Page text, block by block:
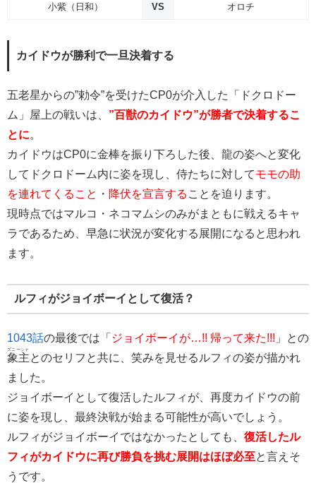
小紫（日和） VS オロチ
カイドウが勝利で一旦決着する
五老星からの”勅令”を受けたCP0が介入した「ドクロドー
ム」屋上の戦いは、 ”百獣のカイドウ”が勝者で決着するこ
とに。
カイドウはCP0に金棒を振り下ろした後、龍の姿へと変化
してドクロドーム内に姿を現し、侍たちに対してモモの助
を連れてくること ・ 降伏を宣言する ことを迫ります。
現時点ではマルコ・ネコマムシのみがまともに戦えるキャ
ラであるため、早急に状況が変化する展開になると思われ
ます。
ルフィがジョイボーイとして復活？
1043話の最後では「 ジョイボーイが…!! 帰って来た!!! 」との
象主
ズニーシャ
とのセリフと共に、笑みを見せるルフィの姿が描かれ
ました。
ジョイボーイとして復活したルフィが、再度カイドウの前
に姿を現し、最終決戦が始まる可能性が高いでしょう。
ルフィがジョイボーイではなかったとしても、 復活したル
フィがカイドウに再び勝負を挑む展開はほぼ必至と言えそ
うです。